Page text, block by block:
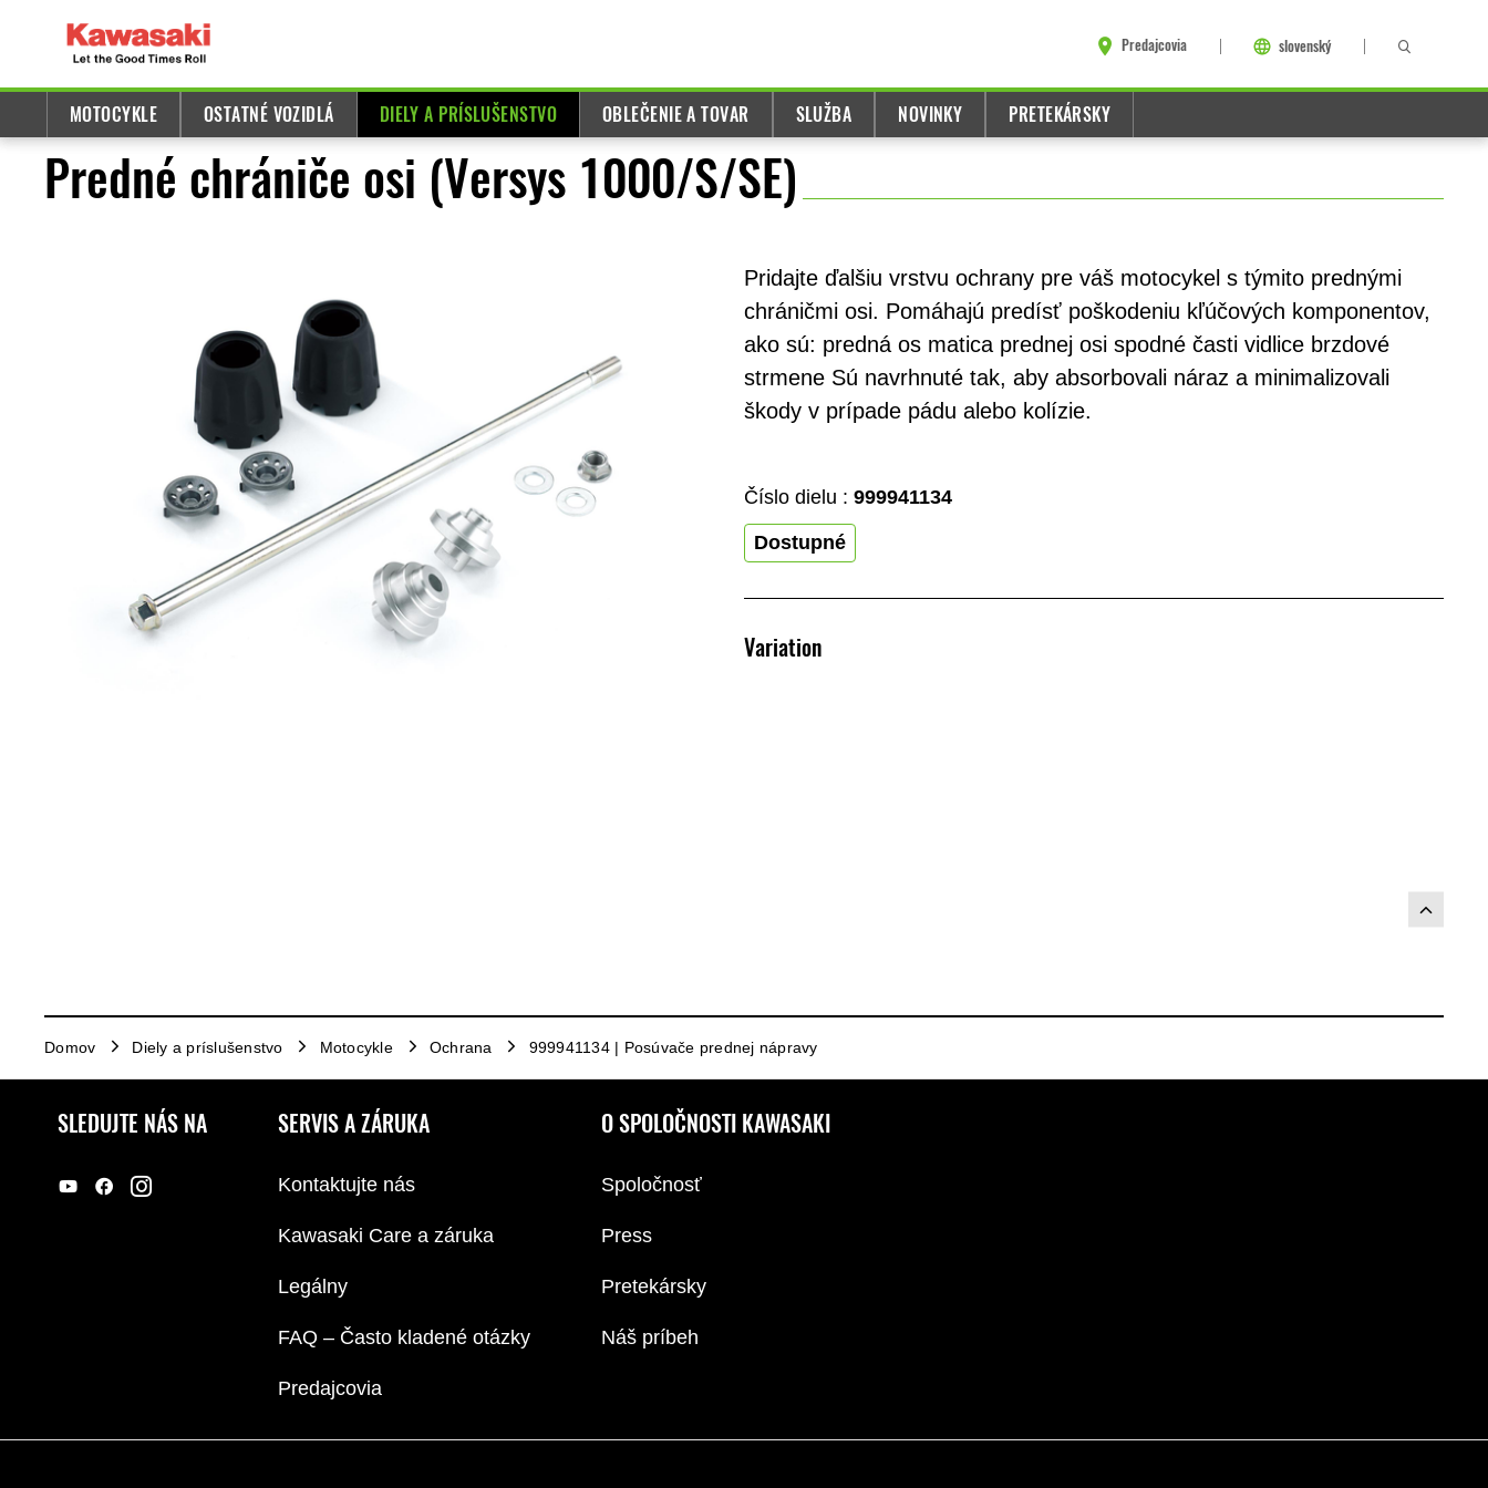
Predajcovia slovenský
MOTOCYKLE OSTATNÉ VOZIDLÁ DIELY A PRÍSLUŠENSTVO OBLEČENIE A TOVAR SLUŽBA NOVINKY PRETEKÁRSKY
Predné chrániče osi (Versys 1000/S/SE)
Pridajte ďalšiu vrstvu ochrany pre váš motocykel s týmito prednými
chráničmi osi. Pomáhajú predísť poškodeniu kľúčových komponentov,
ako sú: predná os matica prednej osi spodné časti vidlice brzdové
strmene Sú navrhnuté tak, aby absorbovali náraz a minimalizovali
škody v prípade pádu alebo kolízie.
Číslo dielu : 999941134
Dostupné
Variation
Domov Diely a príslušenstvo Motocykle Ochrana 999941134 | Posúvače prednej nápravy
SLEDUJTE NÁS NA SERVIS A ZÁRUKA
Kontaktujte nás
Kawasaki Care a záruka
Legálny
FAQ – Často kladené otázky
Predajcovia
O SPOLOČNOSTI KAWASAKI
Spoločnosť
Press
Pretekársky
Náš príbeh